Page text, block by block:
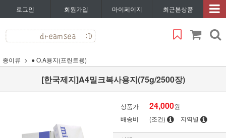
로그인 회원가입 마이페이지 최근본상품
종이류 ● O.A용지(프린트용)
[한국제지]A4밀크복사용지(75g/2500장)
상품가 24,000원
배송비
(조건) 지역별